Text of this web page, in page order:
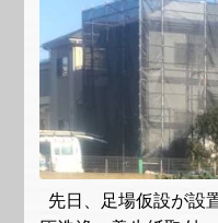
先日、足場仮設が設